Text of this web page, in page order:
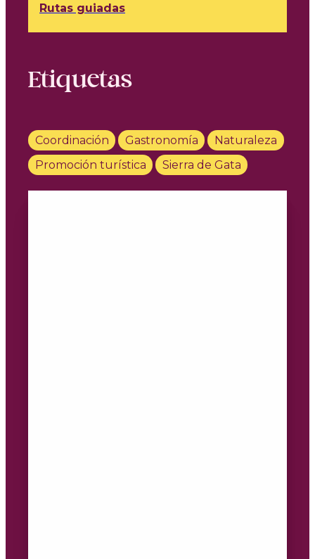
Rutas guiadas
Etiquetas
Coordinación Gastronomía
Naturaleza
Promoción turística
Sierra de Gata